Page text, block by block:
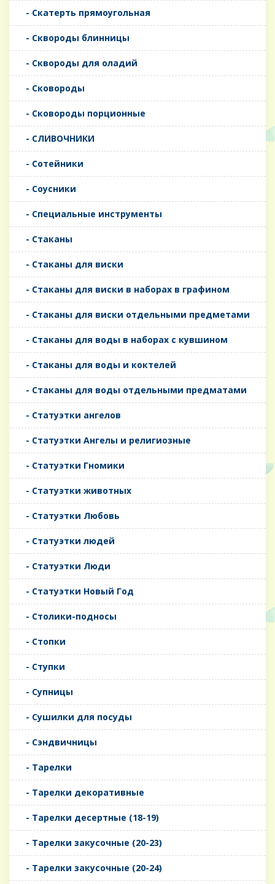
- Скатерть прямоугольная
- Сквороды блинницы
- Сквороды для оладий
- Сковороды
- Сковороды порционные
- СЛИВОЧНИКИ
- Сотейники
- Соусники
- Специальные инструменты
- Стаканы
- Стаканы для виски
- Стаканы для виски в наборах в графином
- Стаканы для виски отдельными предметами
- Стаканы для воды в наборах с кувшином
- Стаканы для воды и коктелей
- Стаканы для воды отдельными предматами
- Статуэтки ангелов
- Статуэтки Ангелы и религиозные
- Статуэтки Гномики
- Статуэтки животных
- Статуэтки Любовь
- Статуэтки людей
- Статуэтки Люди
- Статуэтки Новый Год
- Столики-подносы
- Стопки
- Ступки
- Супницы
- Сушилки для посуды
- Сэндвичницы
- Тарелки
- Тарелки декоративные
- Тарелки десертные (18-19)
- Тарелки закусочные (20-23)
- Тарелки закусочные (20-24)